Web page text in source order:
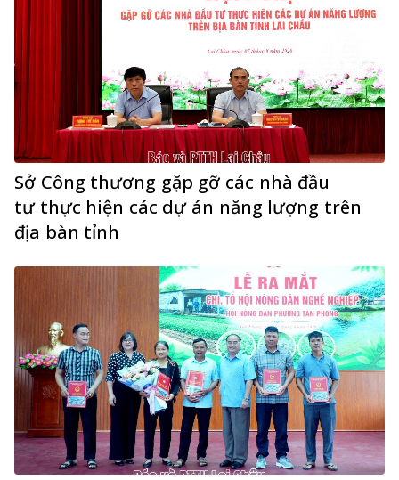
Sở Công thương gặp gỡ các nhà đầu
tư thực hiện các dự án năng lượng trên
địa bàn tỉnh